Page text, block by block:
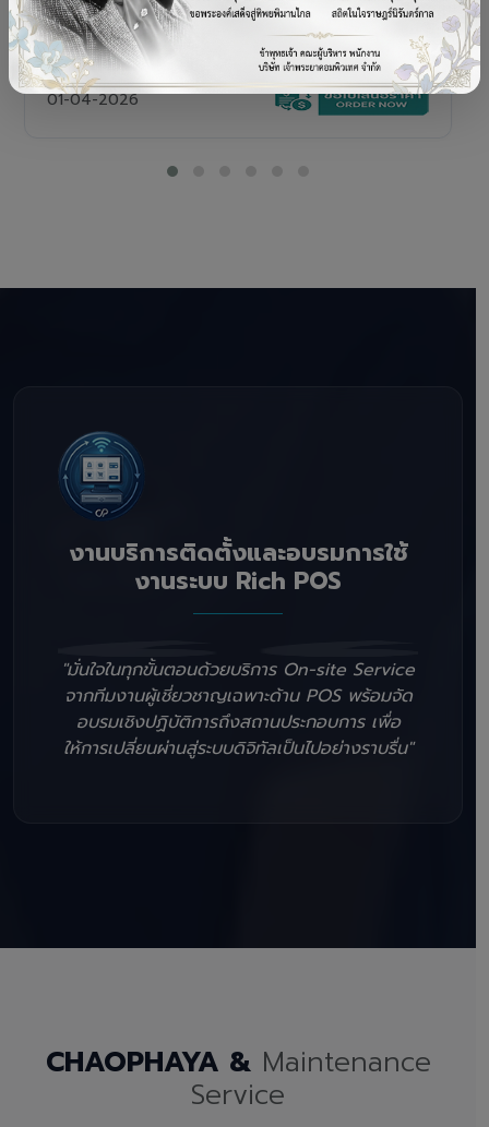
SENOR V+5s
เครื่อง POS All-in-One Touch Screen ดีไซน์พรีเมียม
01-04-2026
งานบริการติดตั้งและอบรมการใช้
งานระบบ Rich POS
"มั่นใจในทุกขั้นตอนด้วยบริการ On-site Service
จากทีมงานผู้เชี่ยวชาญเฉพาะด้าน POS พร้อมจัด
อบรมเชิงปฏิบัติการถึงสถานประกอบการ เพื่อ
ให้การเปลี่ยนผ่านสู่ระบบดิจิทัลเป็นไปอย่างราบรื่น"
CHAOPHAYA & Maintenance
Service